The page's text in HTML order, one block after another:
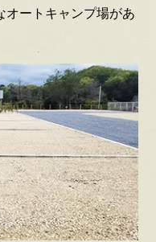
オートキャンプ場があ